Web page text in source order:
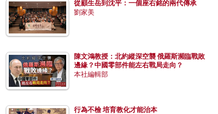
從顧生岳到沈平：一個座右銘的兩代傳承
劉家美
陳文鴻教授：北約縱深空襲 俄羅斯瀕臨戰敗
邊緣？中國零部件能左右戰局走向？
本社編輯部
行為不檢 培育教化才能治本